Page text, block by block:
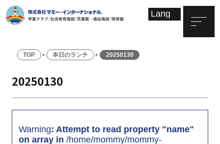
TOP 本日のランチ 20250130
20250130
Warning: Attempt to read property "name"
on array in /home/mommy/mommy-